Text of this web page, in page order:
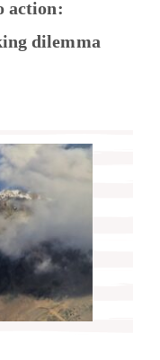
action:
dilemma